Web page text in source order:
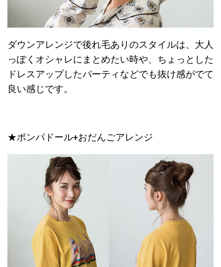
ダウンアレンジで後れ毛ありのスタイルは、大人
っぽくオシャレにまとめたい時や、ちょっとした
ドレスアップしたパーティなどでも抜け感がでて
良い感じです。
★ポンパドール+おだんごアレンジ